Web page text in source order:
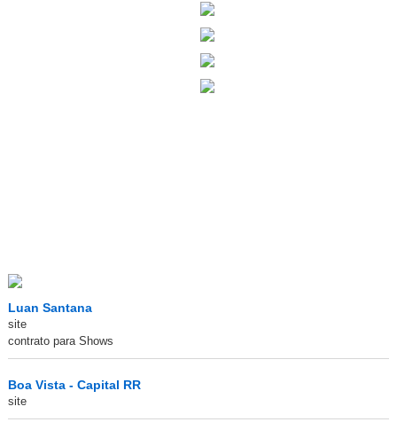
Luan Santana
site
contrato para Shows
Boa Vista - Capital RR
site